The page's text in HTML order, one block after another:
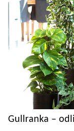
Gullranka –